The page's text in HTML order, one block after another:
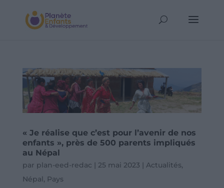
« Je réalise que c’est pour l’avenir de nos
enfants », près de 500 parents impliqués
au Népal
par plan-eed-redac | 25 mai 2023 | Actualités,
Népal, Pays